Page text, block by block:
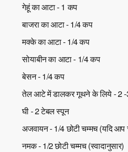
गेहूं का आटा - 1 कप
बाजरा का आटा - 1/4 कप
मक्के का आटा - 1/4 कप
सोयाबीन का आटा - 1/4 कप
बेसन - 1/4 कप
तेल आटे में डालकर गूथने के लिये - 2 -
घी - 2 टेबल स्पून
अजवायन - 1/4 छोटी चम्मच (यदि आप
नमक - 1/2 छोटी चम्मच (स्वादानुसार)